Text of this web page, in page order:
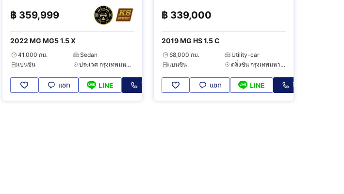
฿ 359,999
2022 MG MG5 1.5 X
41,000 กม.
Sedan
เบนซิน
ประเวศ กรุงเทพมหานคร
แชท LINE โทร
฿ 339,000
2019 MG HS 1.5 C
68,000 กม.
Utility-car
เบนซิน
ตลิ่งชัน กรุงเทพมหานคร
แชท LINE โทร